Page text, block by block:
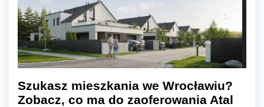
Szukasz mieszkania we Wrocławiu?
Zobacz, co ma do zaoferowania Atal